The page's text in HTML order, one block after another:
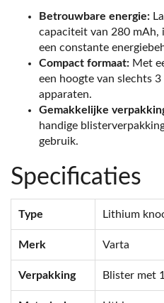
Betrouwbare energie:
capaciteit van 280 mAh,
een constante
Compact formaat: Met
een hoogte van slechts
apparaten.
Gemakkelijke
handige
gebruik.
Specificaties
Type Lithium
Merk Varta
Verpakking Blister met